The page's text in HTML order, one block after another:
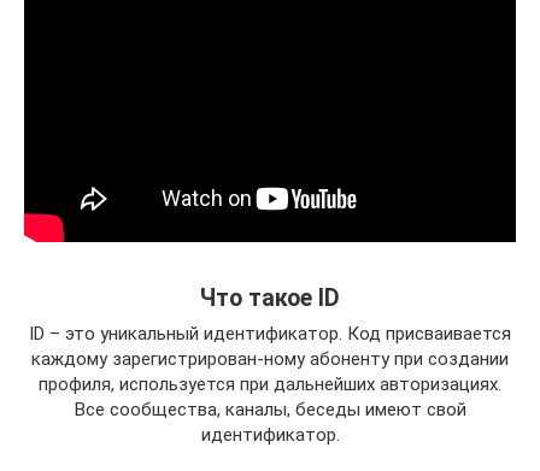
Что такое ID
ID – это уникальный идентификатор. Код присваивается
каждому зарегистрирован-ному абоненту при создании
профиля, используется при дальнейших авторизациях.
Все сообщества, каналы, беседы имеют свой
идентификатор.